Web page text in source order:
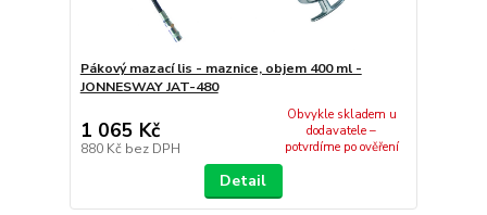
Pákový mazací lis - maznice, objem 400 ml -
JONNESWAY JAT-480
1 065 Kč
880 Kč bez DPH
Obvykle skladem u
dodavatele –
potvrdíme po ověření
Detail